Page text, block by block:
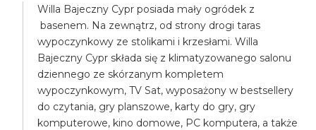
Willa Bajeczny Cypr posiada mały ogródek z
basenem. Na zewnątrz, od strony drogi taras
wypoczynkowy ze stolikami i krzesłami. Willa
Bajeczny Cypr składa się z klimatyzowanego salonu
dziennego ze skórzanym kompletem
wypoczynkowym, TV Sat, wyposażony w bestsellery
do czytania, gry planszowe, karty do gry, gry
komputerowe, kino domowe, PC komputera, a także